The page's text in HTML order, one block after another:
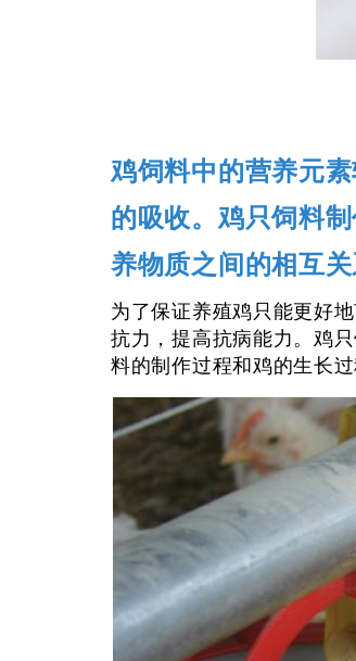
鸡饲料中的营养元
的吸收。鸡只饲料
养物质之间的相互
为了保证养殖鸡只能更好
抗力，提高抗病能力。鸡
料的制作过程和鸡的生长